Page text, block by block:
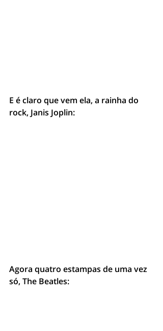
E é claro que vem ela, a rainha do
rock, Janis Joplin:
Agora quatro estampas de uma vez
só, The Beatles: